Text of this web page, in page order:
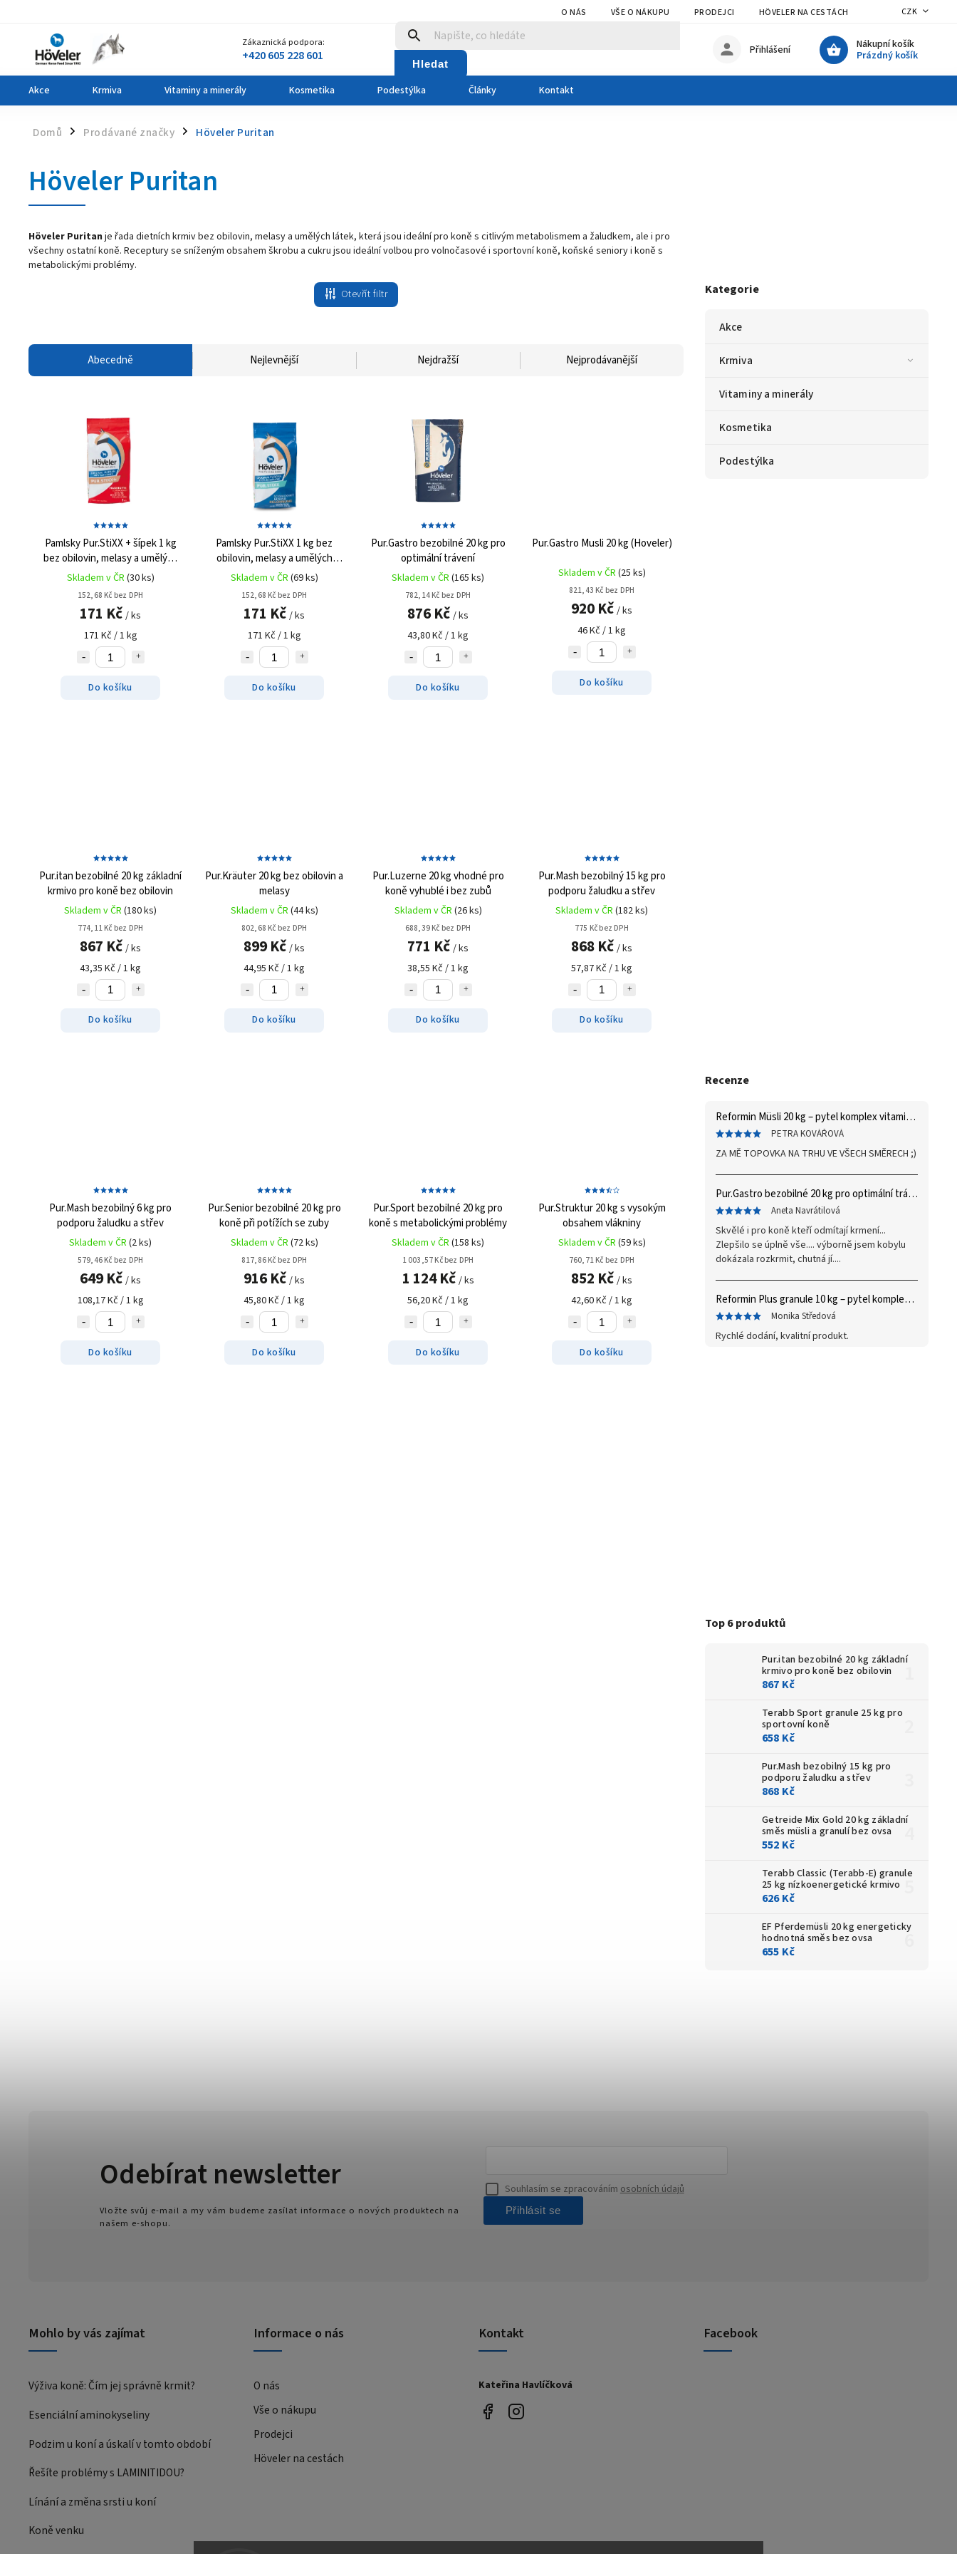
O NÁS VŠE O NÁKUPU PRODEJCI HÖVELER NA CESTÁCH CZK
Zákaznická podpora:
+420 605 228 601 Hledat
Nákupní košík
Prázdný košík
Přihlášení
Akce Krmiva Vitaminy a minerály Kosmetika Podestýlka Články Kontakt
Domů / Prodávané značky / Höveler Puritan
Kategorie
Akce
Krmiva
Vitaminy a minerály
Kosmetika
Podestýlka
Recenze
Reformin Müsli 20 kg – pytelkomplex vitaminů a minerálů
PETRA KOVÁŘOVÁ
ZA MĚ TOPOVKA NA TRHU VE VŠECH SMĚRECH ;)
Pur.Gastro bezobilné 20 kgpro optimální trávení
Aneta Navrátilová
Skvělé i pro koně kteří odmítají krmení...
Zlepšilo se úplně vše.... výborně jsem kobylu
dokázala rozkrmit, chutná jí....
Reformin Plus granule 10 kg – pytelkomplex vitaminů a minerálů
Monika Středová
Rychlé dodání, kvalitní produkt.
Top 6 produktů
Pur.itan bezobilné 20 kg základní
krmivo pro koně bez obilovin
867 Kč
Terabb Sport granule 25 kgpro
sportovní koně
658 Kč
Pur.Mash bezobilný 15 kg pro
podporu žaludku a střev
868 Kč
Getreide Mix Gold 20 kg základní
směs müsli a granulí bez ovsa
552 Kč
Terabb Classic (Terabb-E) granule
25 kg nízkoenergetické krmivo
626 Kč
EF Pferdemüsli 20 kgenergeticky
hodnotná směs bez ovsa
655 Kč
Höveler Puritan
Höveler Puritan je řada dietních krmiv bez obilovin, melasy a umělých látek, která jsou ideální pro koně s citlivým metabolismem a žaludkem, ale i pro
všechny ostatní koně. Receptury se sníženým obsahem škrobu a cukru jsou ideální volbou pro volnočasové i sportovní koně, koňské seniory i koně s
metabolickými problémy.
Otevřít filtr
Abecedně Nejlevnější Nejdražší Nejprodávanější
Pamlsky Pur.StiXX + šípek 1 kg
bez obilovin, melasy a umělých
přísad
Skladem v ČR (30 ks)
152,68 Kč bez DPH
171 Kč / ks
171 Kč / 1 kg
Do košíku
Pamlsky Pur.StiXX 1 kgbez
obilovin, melasy a umělých
přísad
Skladem v ČR (69 ks)
152,68 Kč bez DPH
171 Kč / ks
171 Kč / 1 kg
Do košíku
Pur.Gastro bezobilné 20 kgpro
optimální trávení
Skladem v ČR (165 ks)
782,14 Kč bez DPH
876 Kč / ks
43,80 Kč / 1 kg
Do košíku
Pur.Gastro Musli 20 kg (Hoveler)
Skladem v ČR (25 ks)
821,43 Kč bez DPH
920 Kč / ks
46 Kč / 1 kg
Do košíku
Pur.itan bezobilné 20 kg základní
krmivo pro koně bez obilovin
Skladem v ČR (180 ks)
774,11 Kč bez DPH
867 Kč / ks
43,35 Kč / 1 kg
Do košíku
Pur.Kräuter 20 kgbez obilovin a
melasy
Skladem v ČR (44 ks)
802,68 Kč bez DPH
899 Kč / ks
44,95 Kč / 1 kg
Do košíku
Pur.Luzerne 20 kgvhodné pro
koně vyhublé i bez zubů
Skladem v ČR (26 ks)
688,39 Kč bez DPH
771 Kč / ks
38,55 Kč / 1 kg
Do košíku
Pur.Mash bezobilný 15 kgpro
podporu žaludku a střev
Skladem v ČR (182 ks)
775 Kč bez DPH
868 Kč / ks
57,87 Kč / 1 kg
Do košíku
Pur.Mash bezobilný 6 kgpro
podporu žaludku a střev
Skladem v ČR (2 ks)
579,46 Kč bez DPH
649 Kč / ks
108,17 Kč / 1 kg
Do košíku
Pur.Senior bezobilné 20 kgpro
koně při potížích se zuby
Skladem v ČR (72 ks)
817,86 Kč bez DPH
916 Kč / ks
45,80 Kč / 1 kg
Do košíku
Pur.Sport bezobilné 20 kgpro
koně s metabolickými problémy
Skladem v ČR (158 ks)
1 003,57 Kč bez DPH
1 124 Kč / ks
56,20 Kč / 1 kg
Do košíku
Pur.Struktur 20 kgs vysokým
obsahem vlákniny
Skladem v ČR (59 ks)
760,71 Kč bez DPH
852 Kč / ks
42,60 Kč / 1 kg
Do košíku
Mohlo by vás zajímat
Výživa koně: Čím jej správně krmit?
Esenciální aminokyseliny
Podzim u koní a úskalí v tomto období
Řešíte problémy s LAMINITIDOU?
Línání a změna srsti u koní
Koně venku
Informace o nás
O nás
Vše o nákupu
Prodejci
Höveler na cestách
Kontakt
Kateřina Havlíčková
Facebook
Odebírat newsletter
Vložte svůj e-mail a my vám budeme zasílat informace o nových produktech na
našem e-shopu.
Souhlasím se zpracováním osobních údajů
Přihlásit se